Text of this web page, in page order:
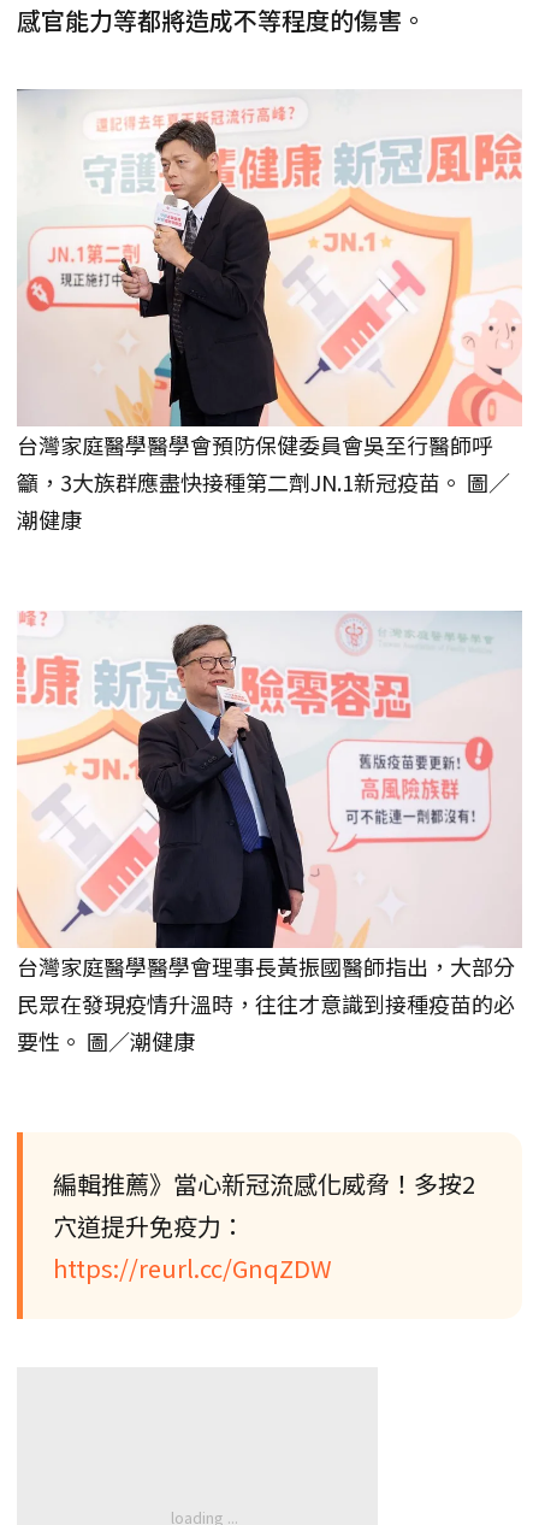
感官能力等都將造成不等程度的傷害 。
台灣家庭醫學醫學會預防保健委員會吳至行醫師呼
籲，3大族群應盡快接種第二劑JN.1新冠疫苗。 圖／
潮健康
台灣家庭醫學醫學會理事長黃振國醫師指出，大部分
民眾在發現疫情升溫時，往往才意識到接種疫苗的必
要性。 圖／潮健康
編輯推薦》當心新冠流感化威脅！多按2
穴道提升免疫力：
https://reurl.cc/GnqZDW